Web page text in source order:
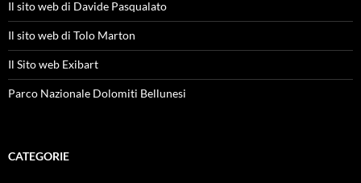
Il sito web di Davide Pasqualato
Il sito web di Tolo Marton
Il Sito web Exibart
Parco Nazionale Dolomiti Bellunesi
CATEGORIE